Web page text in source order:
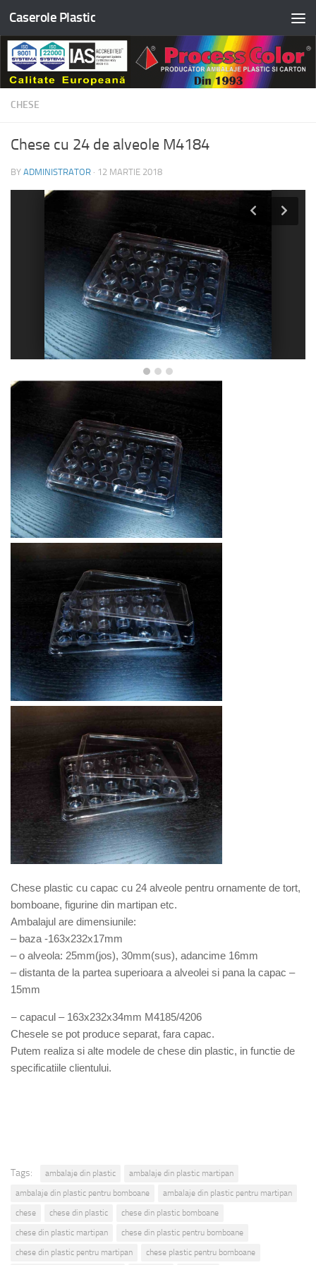
Skip to content
Caserole Plastic
CHESE
Chese cu 24 de alveole M4184
BY ADMINISTRATOR · 12 MARTIE 2018
Chese plastic cu capac cu 24 alveole pentru ornamente de tort,
bomboane, figurine din martipan etc.
Ambalajul are dimensiunile:
– baza -163x232x17mm
– o alveola: 25mm(jos), 30mm(sus), adancime 16mm
– distanta de la partea superioara a alveolei si pana la capac –
15mm
– capacul – 163x232x34mm M4185/4206
Chesele se pot produce separat, fara capac.
Putem realiza si alte modele de chese din plastic, in functie de
specificatiile clientului.
Tags: ambalaje din plastic
ambalaje din plastic martipan
ambalaje din plastic pentru bomboane
ambalaje din plastic pentru martipan
chese
chese din plastic
chese din plastic bomboane
chese din plastic martipan
chese din plastic pentru bomboane
chese din plastic pentru martipan
chese plastic pentru bomboane